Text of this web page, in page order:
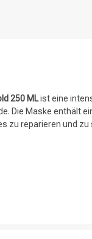
250 MList eine
Die Maske enthält
zu reparieren und zu